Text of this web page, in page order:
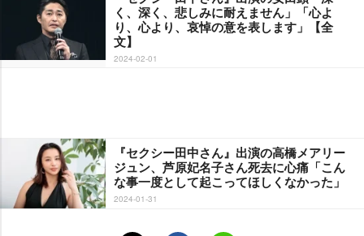
く、深く、悲しみに耐えません」「心よ
り、心より、哀悼の意を表します」【全
文】
2024-02-01
『セクシー田中さん』出演の高橋メアリー
ジュン、芦原妃名子さん死去に心痛「こん
な事一度として起こってほしくなかった」
2024-01-31